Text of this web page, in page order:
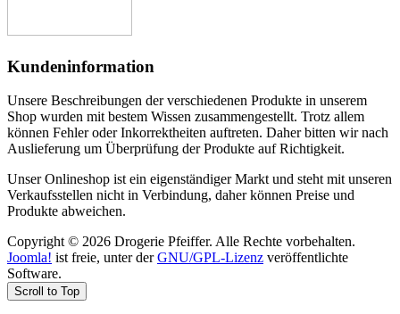
Kundeninformation
Unsere Beschreibungen der verschiedenen Produkte in unserem
Shop wurden mit bestem Wissen zusammengestellt. Trotz allem
können Fehler oder Inkorrektheiten auftreten. Daher bitten wir nach
Auslieferung um Überprüfung der Produkte auf Richtigkeit.
Unser Onlineshop ist ein eigenständiger Markt und steht mit unseren
Verkaufsstellen nicht in Verbindung, daher können Preise und
Produkte abweichen.
Copyright © 2026 Drogerie Pfeiffer. Alle Rechte vorbehalten.
Joomla! ist freie, unter derGNU/GPL-Lizenz veröffentlichte
Software.
Scroll to Top